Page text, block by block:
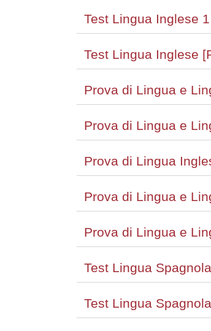
Test Lingua Inglese
Test Lingua Inglese
Prova di Lingua e
Prova di Lingua e
Prova di Lingua
Prova di Lingua e
Prova di Lingua e
Test Lingua
Test Lingua